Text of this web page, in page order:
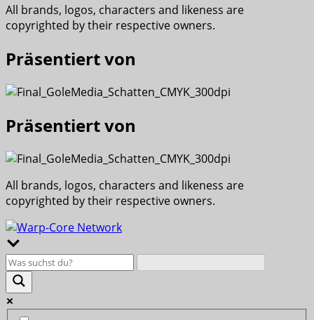
All brands, logos, characters and likeness are
copyrighted by their respective owners.
Präsentiert von
Präsentiert von
All brands, logos, characters and likeness are
copyrighted by their respective owners.